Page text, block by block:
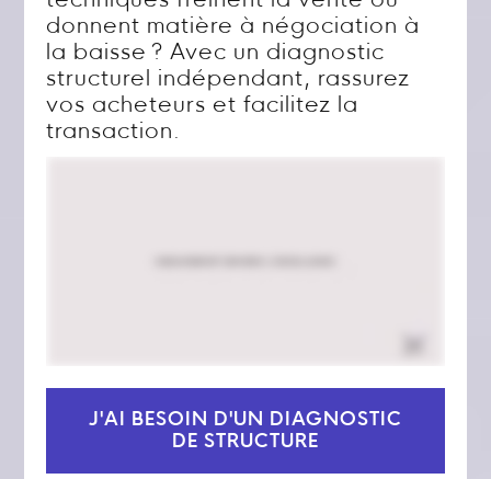
donnent matière à négociation à
la baisse ? Avec un diagnostic
structurel indépendant, rassurez
vos acheteurs et facilitez la
transaction.
J'AI BESOIN D'UN DIAGNOSTIC
DE STRUCTURE